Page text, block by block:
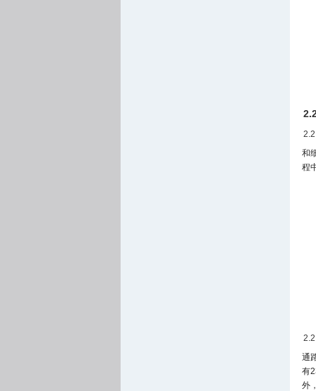
和
程
通
有
外